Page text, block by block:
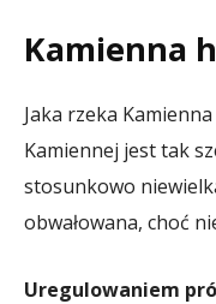
Kamienna
Jaka rzeka
Kamiennej jest tak
stosunkowo
obwałowana, choć
Uregulowaniem